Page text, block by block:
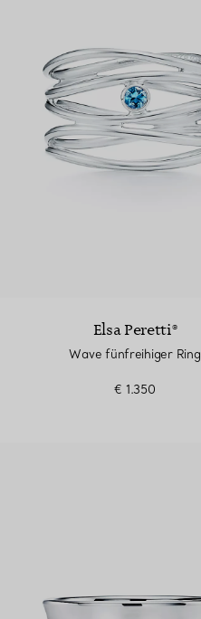
Elsa Peretti®
Wave fünfreihiger Ring
€ 1.350